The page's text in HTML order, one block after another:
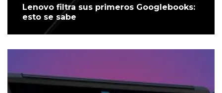
Lenovo filtra sus primeros Googlebooks:
esto se sabe